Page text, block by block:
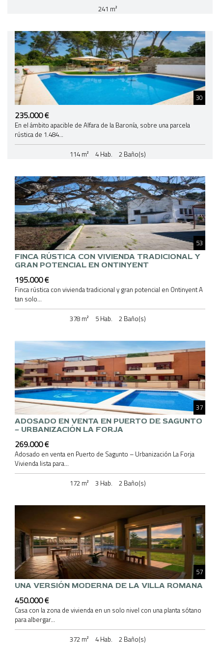
241 m²
30
235.000 €
En el ámbito apacible de Alfara de la Baronía, sobre una parcela
rústica de 1.484...
114 m²
4 Hab. 2 Baño(s)
53
FINCA RÚSTICA CON VIVIENDA TRADICIONAL Y
GRAN POTENCIAL EN ONTINYENT
195.000 €
Finca rústica con vivienda tradicional y gran potencial en Ontinyent A
tan solo...
378 m²
5 Hab. 2 Baño(s)
37
ADOSADO EN VENTA EN PUERTO DE SAGUNTO
– URBANIZACIÓN LA FORJA
269.000 €
Adosado en venta en Puerto de Sagunto – Urbanización La Forja
Vivienda lista para...
172 m²
3 Hab. 2 Baño(s)
57
UNA VERSIÓN MODERNA DE LA VILLA ROMANA
450.000 €
Casa con la zona de vivienda en un solo nivel con una planta sótano
para albergar...
372 m²
4 Hab. 2 Baño(s)